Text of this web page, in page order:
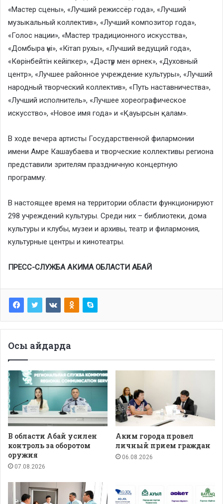
«Мастер сцены», «Лучший режиссёр года», «Лучший
музыкальный коллектив», «Лучший композитор года»,
«Голос нации», «Мастер традиционного искусства»,
«Домбыра үні», «Кітап рухы», «Лучший ведущий года»,
«Көрінбейтін кейіпкер», «Дәстүр мен өрнек», «Духовный
центр», «Лучшее районное учреждение культуры», «Лучший
народный творческий коллектив», «Путь наставничества»,
«Лучший исполнитель», «Лучшее хореографическое
искусство», «Новое имя года» и «Қауырсын қалам».
В ходе вечера артисты Государственной филармонии
имени Амре Кашаубаева и творческие коллективы региона
представили зрителям праздничную концертную
программу.
В настоящее время на территории области функционируют
298 учреждений культуры. Среди них – библиотеки, дома
культуры и клубы, музеи и архивы, театр и филармония,
культурные центры и кинотеатры.
ПРЕСС-СЛУЖБА АКИМА ОБЛАСТИ АБАЙ
Осы айдарда
В области Абай усилен
контроль за оборотом
оружия
07.08.2026
Аким города провел
личный прием граждан
06.08.2026